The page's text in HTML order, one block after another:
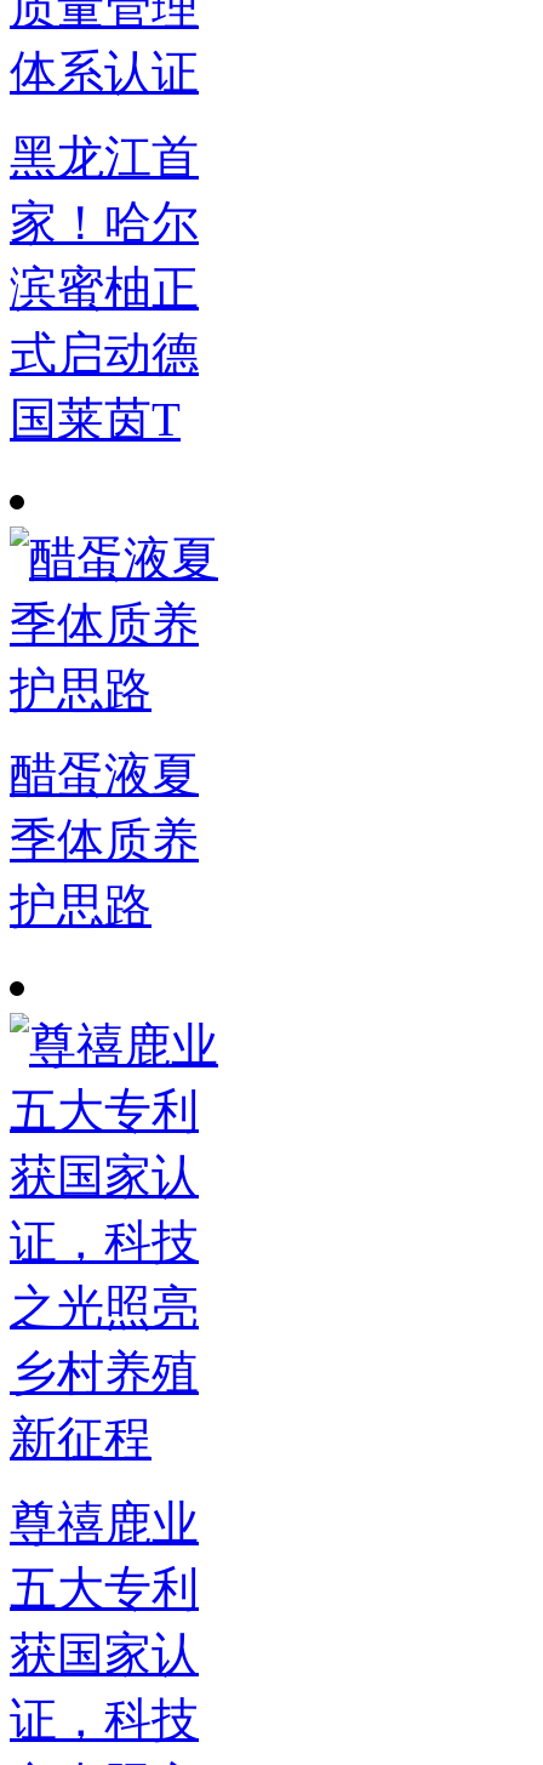
黑龙江首
家！哈尔
滨蜜柚正
式启动德
国莱茵T
醋蛋液夏
季体质养
护思路
尊禧鹿业
五大专利
获国家认
证，科技